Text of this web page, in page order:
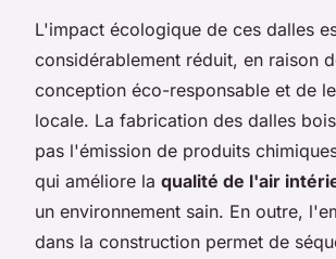
L'impact écologique de ces dalles
considérablement réduit, en raison
conception éco-responsable et de
locale. La fabrication des dalles
pas l'émission de produits
qui améliore la qualité de l'air
un environnement sain. En outre,
dans la construction permet de